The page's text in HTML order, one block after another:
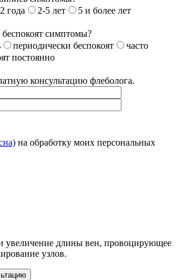
года 2-5 лет 5 и более лет
беспокоят симптомы?
периодически беспокоят
часто
постоянно
консультацию флеболога.
на обработку моих персональных
увеличение длины вен, провоцирующее
узлов.